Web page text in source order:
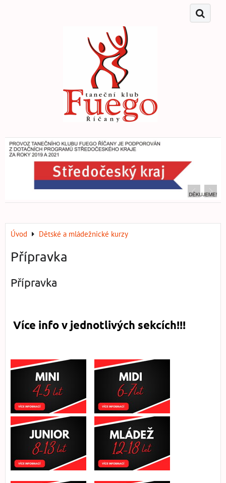
Úvod Dětské a mládežnické kurzy
Přípravka
Přípravka
Více info v jednotlivých sekcích!!!